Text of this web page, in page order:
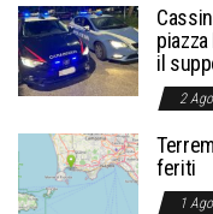
il
2
feriti
1